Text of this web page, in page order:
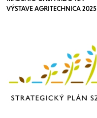
VÝSTAVE AGRITECHNICA 2025